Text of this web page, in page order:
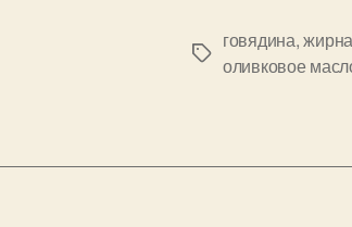
Позначки
говядина,
оливковое